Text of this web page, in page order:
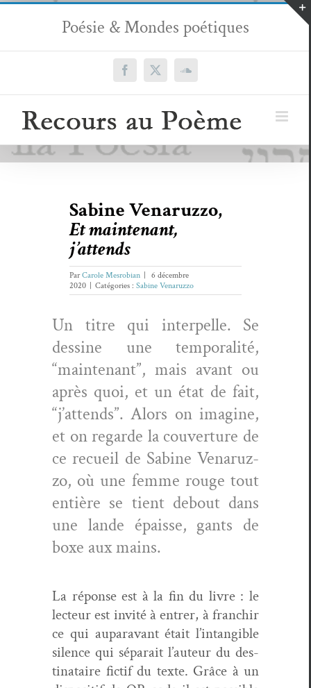
Passer
contenu
Poésie & Mondes poétiques
Facebook
X SoundCloud
Sabine Venaruzzo,
Et maintenant,
j’attends
ParCarole Mesrobian
6 décembre
2020
Catégories : Sabine Venaruzzo
Un titre qui inter­pelle. Se
des­sine une tem­po­ral­ité,
“main­tenant”, mais avant ou
après quoi, et un état de fait,
“j’at­tends”. Alors on imag­ine,
et on regarde la cou­ver­ture de
ce recueil de Sabine Venaruz­
zo, où une femme rouge tout
entière se tient debout dans
une lande épaisse, gants de
boxe aux mains.
La réponse est à la fin du livre : le
lecteur est invité à entr­er, à franchir
ce qui aupar­a­vant était l’intangible
silence qui séparait l’auteur du des­
ti­nataire fic­tif du texte. Grâce à un